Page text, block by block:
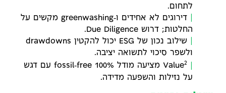
לתחום.
דירוגים לא אחידים ו‑greenwashing מקשים על
החלטות; דרוש Due Diligence.
שילוב נכון של ESG יכול להקטין drawdowns
ולשפר סיכוי לתשואה יציבה.
Value2
מציעה מודל 100% fossil‑free עם דגש
על נזילות והשפעה מדידה.